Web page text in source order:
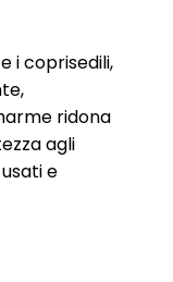
i coprisedili,
ridona
agli
e